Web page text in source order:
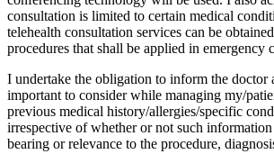
consultation is limited to certain medical
telehealth consultation services can be
procedures that shall be applied in emergency
I undertake the obligation to inform the doctor
important to consider while managing my/
previous medical history/allergies/specific
irrespective of whether or not such
bearing or relevance to the procedure,